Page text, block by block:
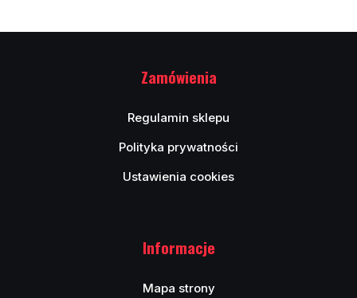
Zamówienia
Regulamin sklepu
Polityka prywatności
Ustawienia cookies
Informacje
Mapa strony